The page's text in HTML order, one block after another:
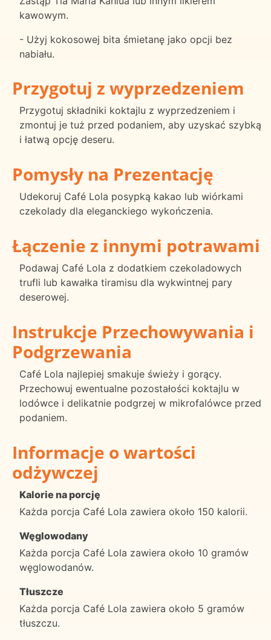
kawowym.
- Użyj kokosowej bita śmietanę jako opcji bez
nabiału.
Przygotuj z wyprzedzeniem
Przygotuj składniki koktajlu z wyprzedzeniem i
zmontuj je tuż przed podaniem, aby uzyskać szybką
i łatwą opcję deseru.
Pomysły na Prezentację
Udekoruj Café Lola posypką kakao lub wiórkami
czekolady dla eleganckiego wykończenia.
Łączenie z innymi potrawami
Podawaj Café Lola z dodatkiem czekoladowych
trufli lub kawałka tiramisu dla wykwintnej pary
deserowej.
Instrukcje Przechowywania i
Podgrzewania
Café Lola najlepiej smakuje świeży i gorący.
Przechowuj ewentualne pozostałości koktajlu w
lodówce i delikatnie podgrzej w mikrofalówce przed
podaniem.
Informacje o wartości
odżywczej
Kalorie na porcję
Każda porcja Café Lola zawiera około 150 kalorii.
Węglowodany
Każda porcja Café Lola zawiera około 10 gramów
węglowodanów.
Tłuszcze
Każda porcja Café Lola zawiera około 5 gramów
tłuszczu.